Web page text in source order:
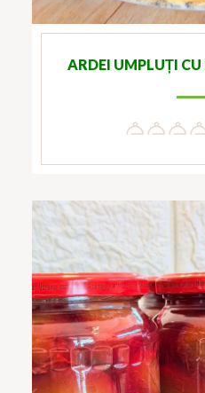
ARDEI UMPLUȚI CU